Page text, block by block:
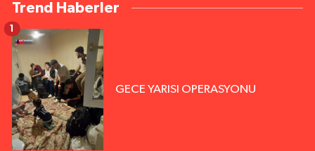
Trend Haberler
GECE YARISI OPERASYONU
1